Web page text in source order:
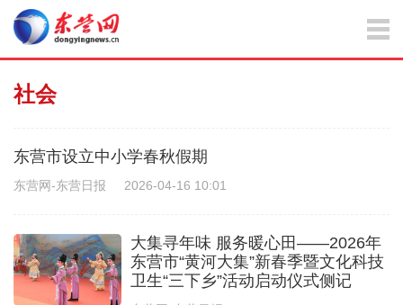
社会
东营市设立中小学春秋假期
东营网-东营日报 2026-04-16 10:01
大集寻年味 服务暖心田——2026年
东营市“黄河大集”新春季暨文化科技
卫生“三下乡”活动启动仪式侧记